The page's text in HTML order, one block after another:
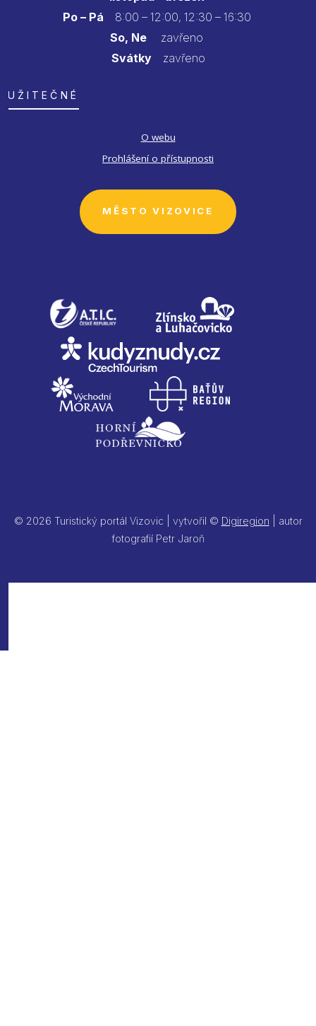
Po – Pá 8:00 – 12:00, 12:30 – 16:30
So, Ne zavřeno
Svátkyzavřeno
UŽITEČNÉ
O webu
Prohlášení o přístupnosti
MĚSTO VIZOVICE
© 2026 Turistický portál Vizovic | vytvořil © Digiregion | autor
fotografií Petr Jaroň